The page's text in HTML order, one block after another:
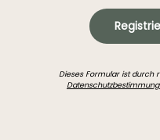
Dieses Formular ist durch